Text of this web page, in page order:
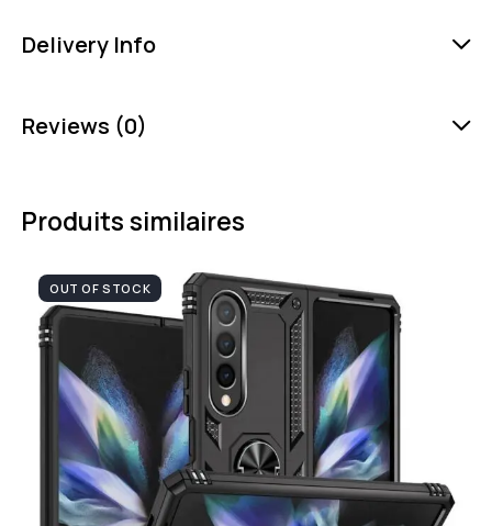
Delivery Info
Reviews (0)
Produits similaires
OUT OF STOCK